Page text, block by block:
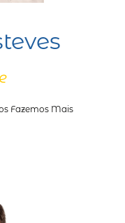
Fazemos Mais